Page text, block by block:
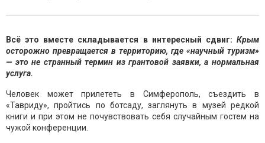
Всё это вместе складывается в интересный сдвиг: Крым
осторожно превращается в территорию, где «научный туризм»
— это не странный термин из грантовой заявки, а нормальная
услуга.
Человек может прилететь в Симферополь, съездить в
«Тавриду», пройтись по ботсаду, заглянуть в музей редкой
книги и при этом не почувствовать себя случайным гостем на
чужой конференции.